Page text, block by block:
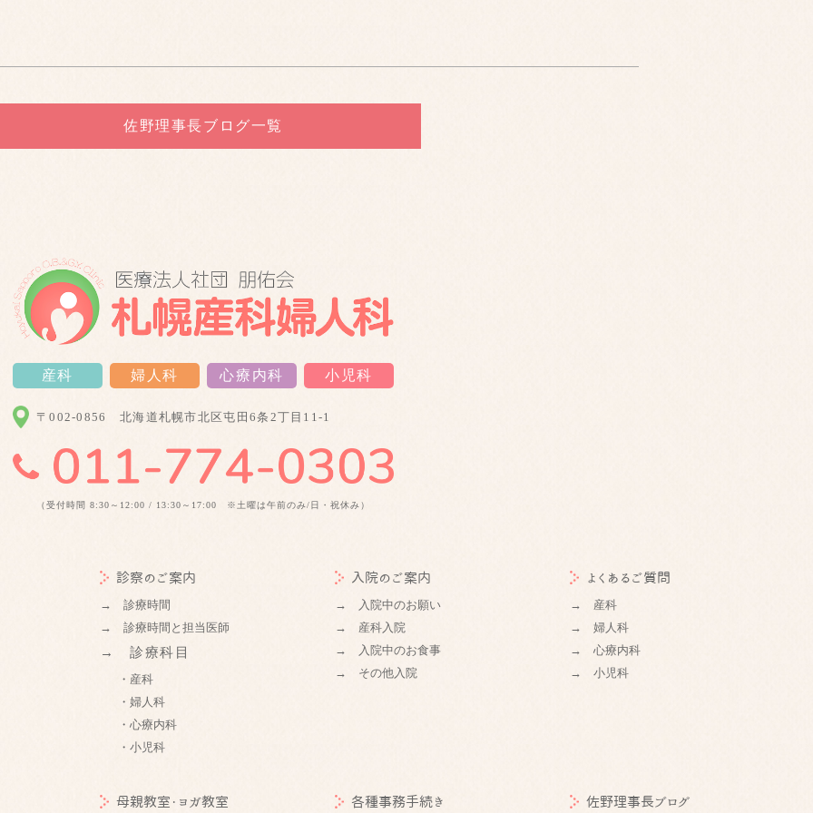
佐野理事長ブログ一覧
産科 婦人科 心療内科 小児科
〒002-0856 北海道札幌市北区屯田6条2丁目11-1
（受付時間 8:30～12:00 / 13:30～17:00 ※土曜は午前のみ/日・祝休み）
診察のご案内
→ 診療時間
→ 診療時間と担当医師
→ 診療科目
・産科
・婦人科
・心療内科
・小児科
入院のご案内
→ 入院中のお願い
→ 産科入院
→ 入院中のお食事
→ その他入院
よくあるご質問
→ 産科
→ 婦人科
→ 心療内科
→ 小児科
母親教室・ヨガ教室 各種事務手続き 佐野理事長ブログ